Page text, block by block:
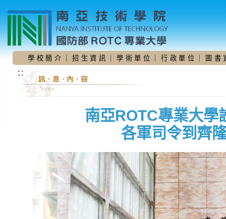
要
內
學 校 簡 介 招 生 資 訊 學 術 單 位 ｜行 政 單 位 圖 書
:::
南亞ROTC專業大學
各軍司令到齊